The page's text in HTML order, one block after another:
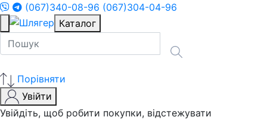
(067)340-08-96 (067)304-04-96
Каталог
Порівняти
Увійти
Увійдіть, щоб робити покупки, відстежувати